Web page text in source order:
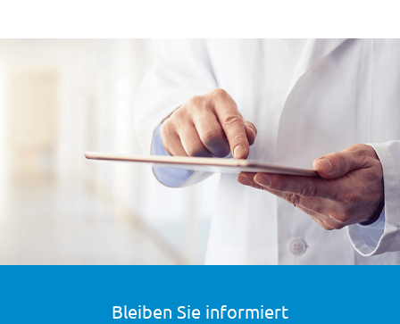
Bleiben Sie informiert